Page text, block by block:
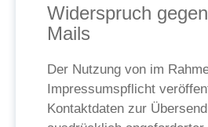
Widerspruch
Mails
Der Nutzung von im
Impressumspflicht
Kontaktdaten zur